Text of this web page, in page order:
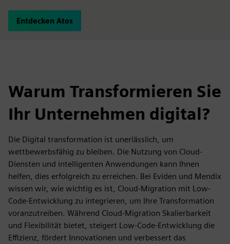
Entdecken Atos
Warum Transformieren Sie
Ihr Unternehmen digital?
Die Digital transformation ist unerlässlich, um
wettbewerbsfähig zu bleiben. Die Nutzung von Cloud-
Diensten und intelligenten Anwendungen kann Ihnen
helfen, dies erfolgreich zu erreichen. Bei Eviden und Mendix
wissen wir, wie wichtig es ist, Cloud-Migration mit Low-
Code-Entwicklung zu integrieren, um Ihre Transformation
voranzutreiben. Während Cloud-Migration Skalierbarkeit
und Flexibilität bietet, steigert Low-Code-Entwicklung die
Effizienz, fördert Innovationen und verbessert das